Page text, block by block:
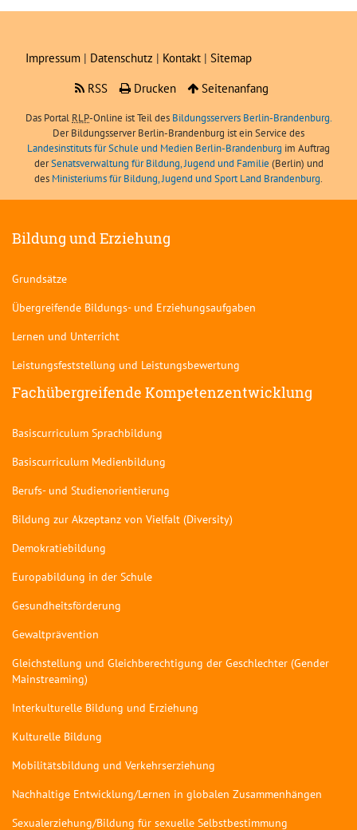
Impressum | Datenschutz | Kontakt | Sitemap
RSS
Drucken Seitenanfang
Das Portal RLP-Online ist Teil des Bildungsservers Berlin-Brandenburg.
Der Bildungsserver Berlin-Brandenburg ist ein Service des
Landesinstituts für Schule und Medien Berlin-Brandenburg im Auftrag
derSenatsverwaltung für Bildung, Jugend und Familie (Berlin) und
des Ministeriums für Bildung, Jugend und Sport Land Brandenburg.
Bildung und Erziehung
Grundsätze
Übergreifende Bildungs- und Erziehungsaufgaben
Lernen und Unterricht
Leistungsfeststellung und Leistungsbewertung
Fachübergreifende Kompetenzentwicklung
Basiscurriculum Sprachbildung
Basiscurriculum Medienbildung
Berufs- und Studienorientierung
Bildung zur Akzeptanz von Vielfalt (Diversity)
Demokratiebildung
Europabildung in der Schule
Gesundheitsförderung
Gewaltprävention
Gleichstellung und Gleichberechtigung der Geschlechter (Gender
Mainstreaming)
Interkulturelle Bildung und Erziehung
Kulturelle Bildung
Mobilitätsbildung und Verkehrserziehung
Nachhaltige Entwicklung/Lernen in globalen Zusammenhängen
Sexualerziehung/Bildung für sexuelle Selbstbestimmung